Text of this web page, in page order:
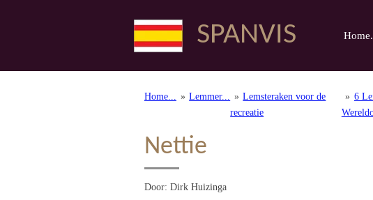
SPANVIS
Home... » Lemmer... » Lemsteraken voor de
recreatie
» 6
Nettie
Door: Dirk Huizinga